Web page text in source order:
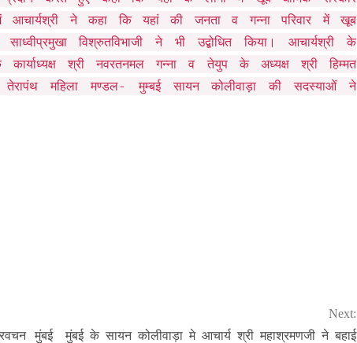
ने कहा कि यहां की जनता व गन्ना परिवार में खूब
विश्रुतविभाजी ने भी उद्बोधित किया। आचार्यश्री के
श्री नवरतनमल गन्ना व तेयुप के अध्यक्ष श्री हिम्मत
महिला मण्डल- मुम्बई सायन कोलीवाड़ा की सदस्याओं ने
मुंबई
Next:
मुंबई के सायन कोलीवाड़ा मे आचार्य श्री महाश्रमणजी ने बहाई